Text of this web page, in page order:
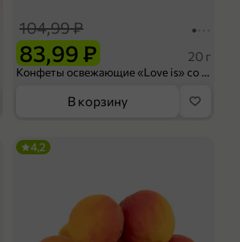
83,99 ₽
104,99 ₽
20 г
Конфеты освежающие «Love is» со вкусом морской соли и маракуйи, 20 г
В корзину
4,2